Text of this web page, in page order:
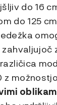
do 16
do 125
z